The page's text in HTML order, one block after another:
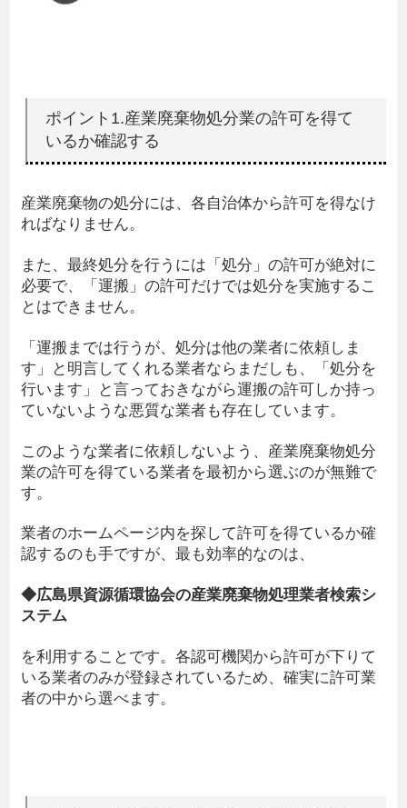
ポイント1.産業廃棄物処分業の許可を得て
いるか確認する
産業廃棄物の処分には、各自治体から許可を得なけ
ればなりません。
また、最終処分を行うには「処分」の許可が絶対に
必要で、「運搬」の許可だけでは処分を実施するこ
とはできません。
「運搬までは行うが、処分は他の業者に依頼しま
す」と明言してくれる業者ならまだしも、「処分を
行います」と言っておきながら運搬の許可しか持っ
ていないような悪質な業者も存在しています。
このような業者に依頼しないよう、産業廃棄物処分
業の許可を得ている業者を最初から選ぶのが無難で
す。
業者のホームページ内を探して許可を得ているか確
認するのも手ですが、最も効率的なのは、
◆広島県資源循環協会の産業廃棄物処理業者検索シ
ステム
を利用することです。各認可機関から許可が下りて
いる業者のみが登録されているため、確実に許可業
者の中から選べます。